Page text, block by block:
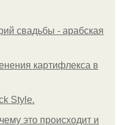
свадьбы - арабская
картифлекса в
Style.
это происходит и